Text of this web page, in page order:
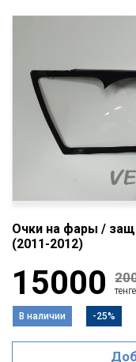
Очки на фары /
(2011-2012)
15000
В наличии -25%